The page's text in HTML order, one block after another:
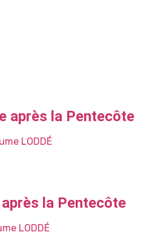
après la Pentecôte
LODDÉ
la Pentecôte
LODDÉ